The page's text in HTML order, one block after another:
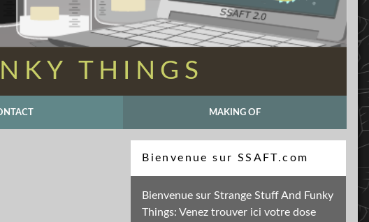
THINGS
MAKING OF
Bienvenue sur SSAFT.com
Bienvenue sur Strange Stuff And Funky
Things: Venez trouver ici votre dose
Recherche
Soutenez mon activité